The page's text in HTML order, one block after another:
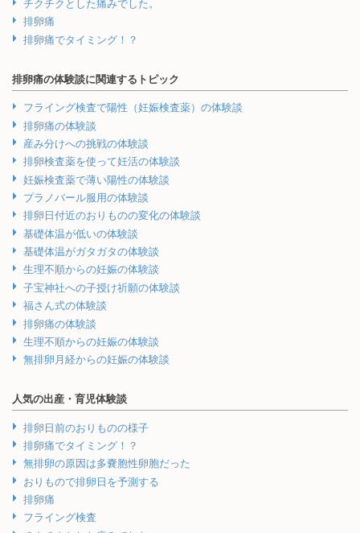
排卵痛
排卵痛でタイミング！？
排卵痛の体験談に関連するトピック
フライング検査で陽性（妊娠検査薬）の体験談
排卵痛の体験談
産み分けへの挑戦の体験談
排卵検査薬を使って妊活の体験談
妊娠検査薬で薄い陽性の体験談
プラノバール服用の体験談
排卵日付近のおりものの変化の体験談
基礎体温が低いの体験談
基礎体温がガタガタの体験談
生理不順からの妊娠の体験談
子宝神社への子授け祈願の体験談
福さん式の体験談
排卵痛の体験談
生理不順からの妊娠の体験談
無排卵月経からの妊娠の体験談
人気の出産・育児体験談
排卵日前のおりものの様子
排卵痛でタイミング！？
無排卵の原因は多嚢胞性卵胞だった
おりもので排卵日を予測する
排卵痛
フライング検査